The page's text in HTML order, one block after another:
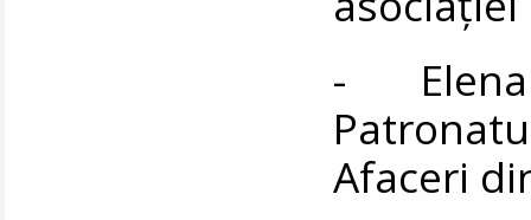
- Elena
Afaceri